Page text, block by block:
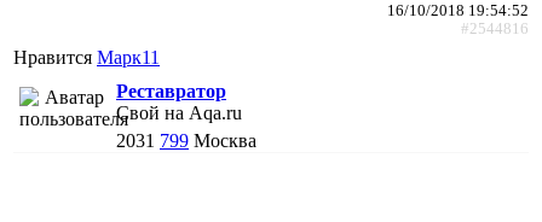
16/10/2018 19:54:52
#2544816
Нравится Марк11
Реставратор
Свой на Aqa.ru
2031 799 Москва